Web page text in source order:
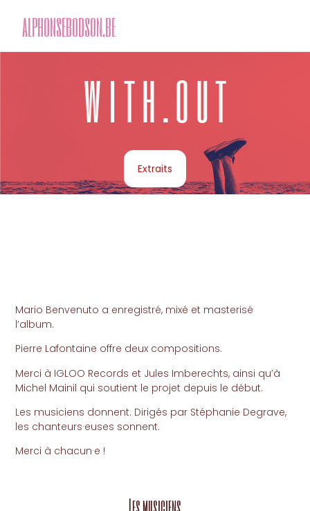
alphonsebodson.be
w i t h . o u t
Extraits
Mario Benvenuto a enregistré, mixé et masterisé
l’album.
Pierre Lafontaine offre deux compositions.
Merci à IGLOO Records et Jules Imberechts, ainsi qu’à
Michel Mainil qui soutient le projet depuis le début.
Les musiciens donnent. Dirigés par Stéphanie Degrave,
les chanteurs·euses sonnent.
Merci à chacun·e !